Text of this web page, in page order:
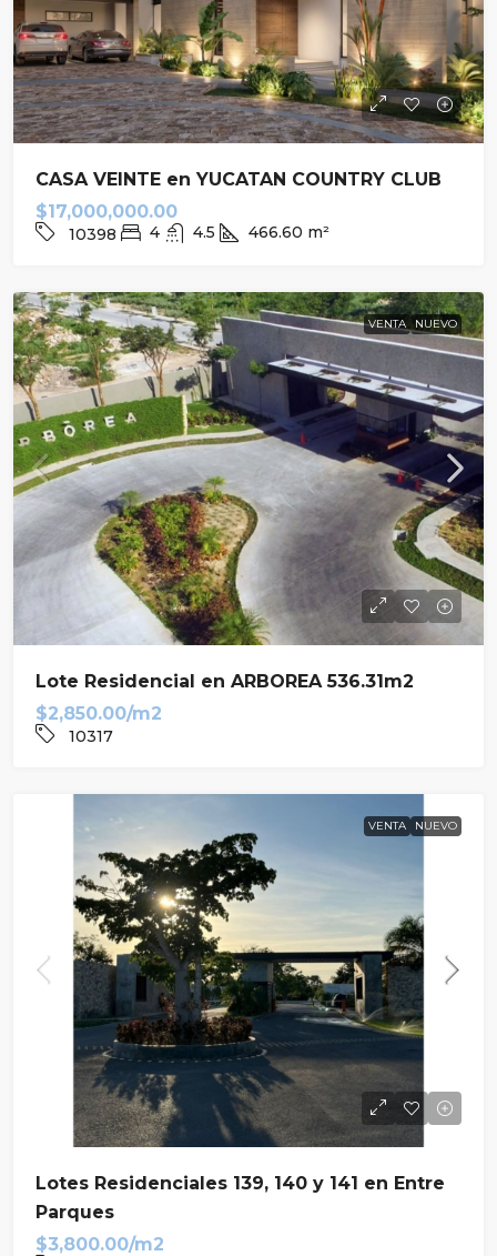
CASA VEINTE en YUCATAN COUNTRY CLUB
$17,000,000.00
10398 4 4.5 466.60 m²
VENTA NUEVO
Lote Residencial en ARBOREA 536.31m2
$2,850.00/m2
10317
VENTA NUEVO
Lotes Residenciales 139, 140 y 141 en Entre
Parques
$3,800.00/m2